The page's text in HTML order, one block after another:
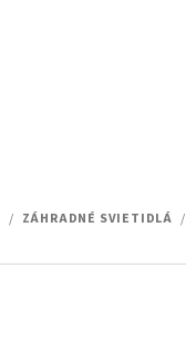
/ ZÁHRADNÉ SVIETIDLÁ /